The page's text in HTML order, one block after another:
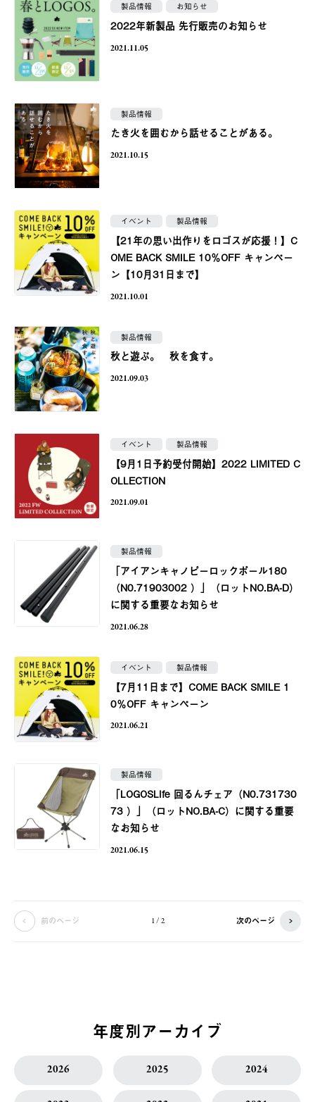
製品情報 お知らせ
2022年新製品 先行販売のお知らせ
2021.11.05
製品情報
たき火を囲むから話せることがある。
2021.10.15
イベント 製品情報
【21年の思い出作りをロゴスが応援！】C
OME BACK SMILE 10％OFF キャンペー
ン【10月31日まで】
2021.10.01
製品情報
秋と遊ぶ。 秋を食す。
2021.09.03
イベント 製品情報
【9月1日予約受付開始】2022 LIMITED C
OLLECTION
2021.09.01
製品情報
「アイアンキャノピーロックポール180
（N0.71903002 ）」（ロットNO.BA-D）
に関する重要なお知らせ
2021.06.28
イベント 製品情報
【7月11日まで】COME BACK SMILE 1
0％OFF キャンペーン
2021.06.21
製品情報
「LOGOSLife 回るんチェア（N0.731730
73 ）」（ロットNO.BA-C）に関する重要
なお知らせ
2021.06.15
前のページ 1 / 2 次のページ
年度別アーカイブ
2026 2025 2024